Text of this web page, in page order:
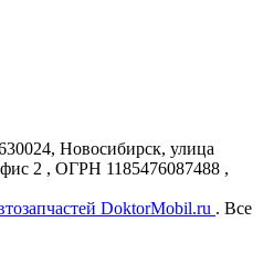
Новосибирск, улица
2 , ОГРН 1185476087488 ,
DoktorMobil.ru . Все